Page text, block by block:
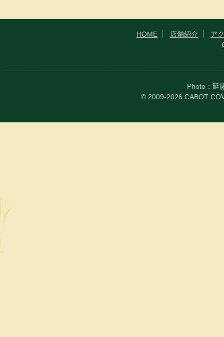
HOME 店舗紹介
ア
Photo：延
© 2009-2026 CABOT